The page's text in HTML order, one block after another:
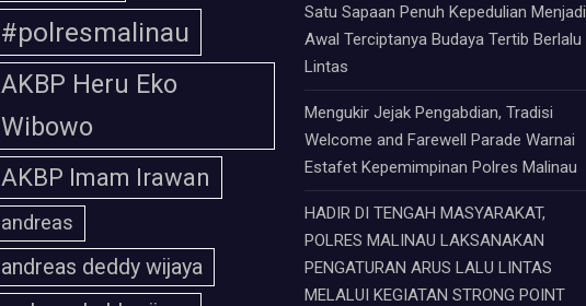
#polresmalinau
AKBP Heru Eko
Wibowo
AKBP Imam Irawan
andreas
andreas deddy wijaya
Satu Sapaan Penuh Kepedulian Menjadi
Awal Terciptanya Budaya Tertib Berlalu
Lintas
Mengukir Jejak Pengabdian, Tradisi
Welcome and Farewell Parade Warnai
Estafet Kepemimpinan Polres Malinau
HADIR DI TENGAH MASYARAKAT,
POLRES MALINAU LAKSANAKAN
PENGATURAN ARUS LALU LINTAS
MELALUI KEGIATAN STRONG POINT